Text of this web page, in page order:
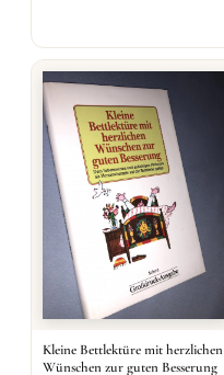
Kleine Bettlektüre mit herzlichen
Wünschen zur guten Besserung